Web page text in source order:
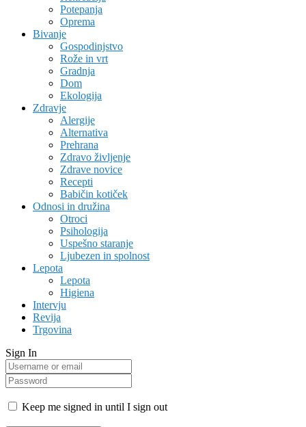
Potepanja
Oprema
Bivanje
Gospodinjstvo
Rože in vrt
Gradnja
Dom
Ekologija
Zdravje
Alergije
Alternativa
Prehrana
Zdravo življenje
Zdrave novice
Recepti
Babičin kotiček
Odnosi in družina
Otroci
Psihologija
Uspešno staranje
Ljubezen in spolnost
Lepota
Lepota
Higiena
Intervju
Revija
Trgovina
Sign In
Keep me signed in until I sign out